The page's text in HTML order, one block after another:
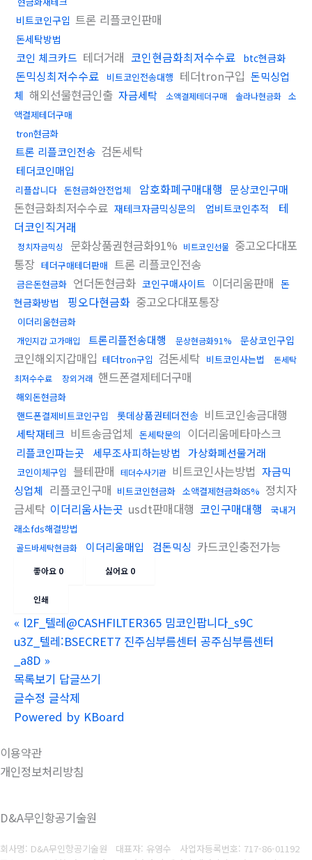
비트코인구입 트론 리플코인판매
돈세탁방법
코인 체크카드 테더거래 코인현금화최저수수료 btc현금화
돈믹싱최저수수료 비트코인전송대행 테더tron구입 돈믹싱업
체 해외선물현금인출 자금세탁 소액결제테더구매 솔라나현금화 소
액결제테더구매
tron현금화
트론 리플코인전송 검돈세탁
테더코인매입
리플삽니다 돈현금화안전업체 암호화폐구매대행 문상코인구매
돈현금화최저수수료 재테크자금믹싱문의 업비트코인추적
테
더코인직거래
정치자금믹싱 문화상품권현금화91% 비트코인선물 중고오다대포
통장 테더구매테더판매 트론 리플코인전송
금은돈현금화 언더돈현금화 코인구매사이트 이더리움판매 돈
현금화방법
핑오다현금화 중고오다대포통장
이더리움현금화
개인지갑 고가매입 트론리플전송대행 문상현금화91% 문상코인구입
코인해외지갑매입 테더tron구입 검돈세탁 비트코인사는법
돈세탁
최저수수료
장외거래 핸드폰결제테더구매
해외돈현금화
핸드폰결제비트코인구입
롯데상품권테더전송 비트코인송금대행
세탁재테크 비트송금업체 돈세탁문의 이더리움메타마스크
리플코인파는곳 세무조사피하는방법 가상화폐선물거래
코인이체구입 블테판매 테더수사기관 비트코인사는방법 자금믹
싱업체 리플코인구매 비트코인현금화 소액결제현금화85% 정치자
금세탁 이더리움사는곳 usdt판매대행 코인구매대행
국내거
래소fds해결방법
골드바세탁현금화 이더리움매입 검돈믹싱 카드코인충전가능
좋아요 0 싫어요 0
인쇄
« l2F_텔레@CASHFILTER365 밈코인팝니다_s9C
u3Z_텔레:BSECRET7 진주심부름센터 공주심부름센터
_a8D »
목록보기 답글쓰기
글수정 글삭제
Powered by KBoard
이용약관
개인정보처리방침
D&A무인항공기술원
회사명: D&A무인항공기술원 대표자: 유영수 사업자등록번호: 717-86-01192